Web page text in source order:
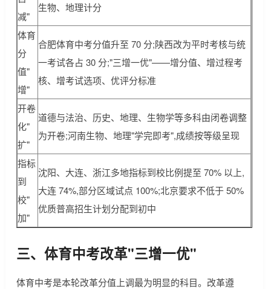
减"
生物、地理计分
体育
分
值"
增"
合肥体育中考分值升至 70 分;陕西改为平时考核与统
一考试各占 30 分;"三增一优"——增分值、增过程考
核、增考试选项、优评分标准
开卷
化"
扩"
道德与法治、历史、地理、生物学等多科由闭卷调整
为开卷;河南生物、地理"学完即考",成绩按等级呈现
指标
到
校"
加"
沈阳、大连、浙江多地指标到校比例提至 70% 以上,
大连 74%,部分区域试点 100%;北京要求不低于 50%
优质普高招生计划分配到初中
三、体育中考改革"三增一优"
体育中考是本轮改革分值上调最为明显的科目。改革遵